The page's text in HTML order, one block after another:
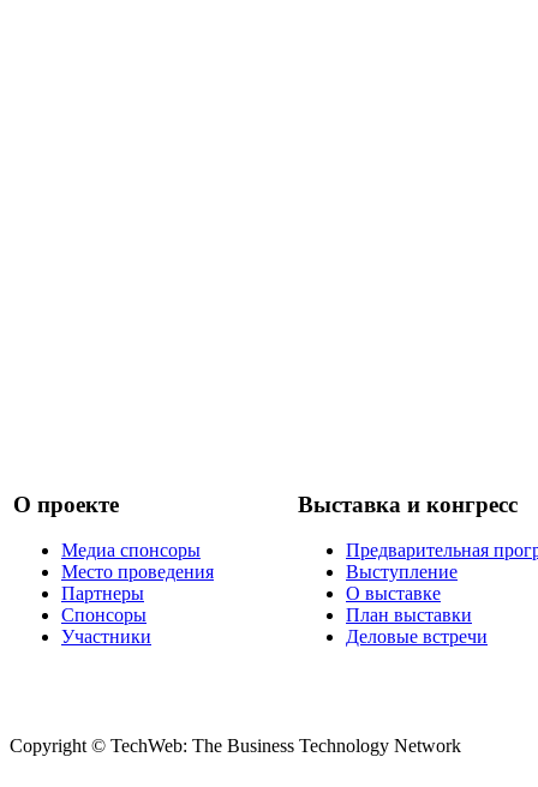
О проекте
Медиа спонсоры
Место проведения
Партнеры
Спонсоры
Участники
Выставка и конгресс
Предварительная
Выступление
О выставке
План выставки
Деловые встречи
Copyright © TechWeb: The Business Technology Network